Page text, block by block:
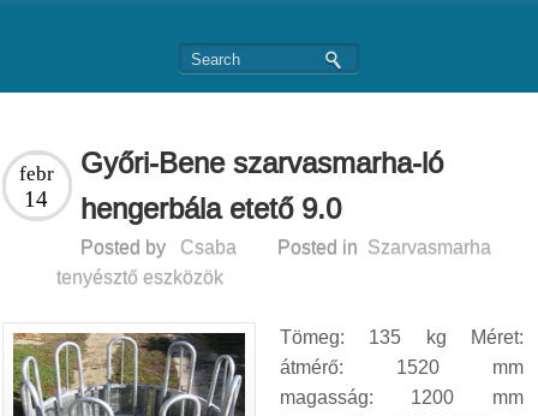
Győri-Bene szarvasmarha-ló
hengerbála etető 9.0
febr
14
Posted by Csaba Posted in Szarvasmarha
tenyésztő eszközök
Tömeg: 135 kg Méret:
átmérő: 1520 mm
magasság: 1200 mm